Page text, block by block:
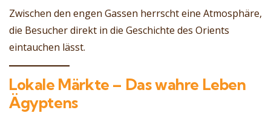
Zwischen den engen Gassen herrscht eine Atmosphäre,
die Besucher direkt in die Geschichte des Orients
eintauchen lässt.
Lokale Märkte – Das wahre Leben
Ägyptens